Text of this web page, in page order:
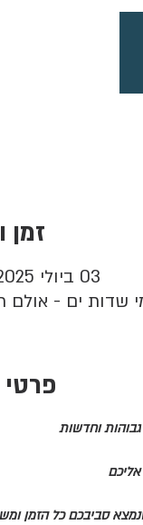
זמן
03 ביולי 2025, 11:00 – 19:00
ים - אולם רובין,
וחדשות
סביבכם כל הזמן